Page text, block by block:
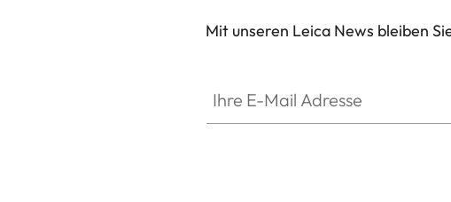
Mit unseren Leica News bleiben